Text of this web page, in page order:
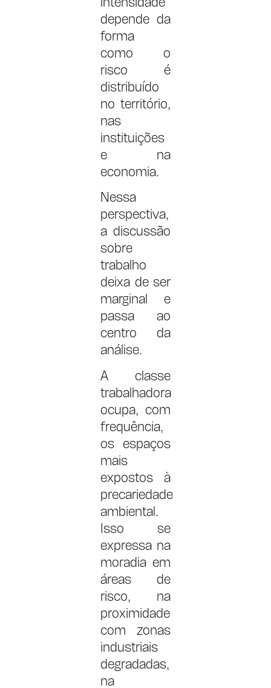
intensidade
depende da
forma
como o
risco é
distribuído
no território,
nas
instituições
e na
economia.
Nessa
perspectiva,
a discussão
sobre
trabalho
deixa de ser
marginal e
passa ao
centro da
análise.
A classe
trabalhadora
ocupa, com
frequência,
os espaços
mais
expostos à
precariedade
ambiental.
Isso se
expressa na
moradia em
áreas de
risco, na
proximidade
com zonas
industriais
degradadas,
na